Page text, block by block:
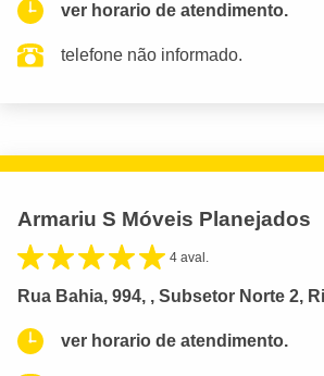
ver horario de atendimento.
telefone não informado.
Armariu S Móveis Planejados
4 aval.
Rua Bahia, 994, , Subsetor Norte 2,
ver horario de atendimento.